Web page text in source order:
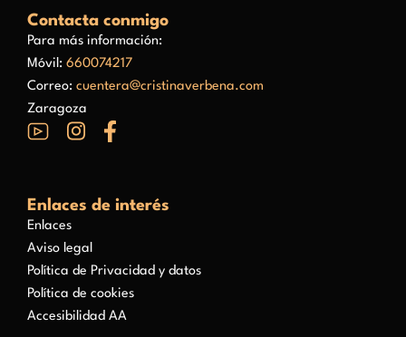
Contacta conmigo
Para más información:
Móvil: 660074217
Correo: cuentera@cristinaverbena.com
Zaragoza
Enlaces de interés
Enlaces
Aviso legal
Política de Privacidad y datos
Política de cookies
Accesibilidad AA